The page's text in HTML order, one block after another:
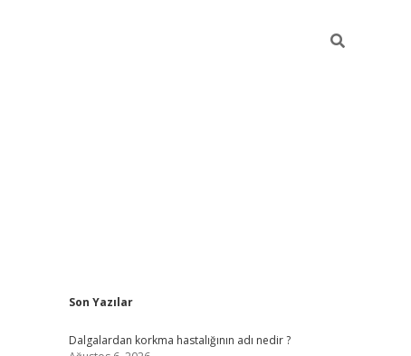
Sidebar
Son Yazılar
Dalgalardan korkma hastalığının adı nedir ?